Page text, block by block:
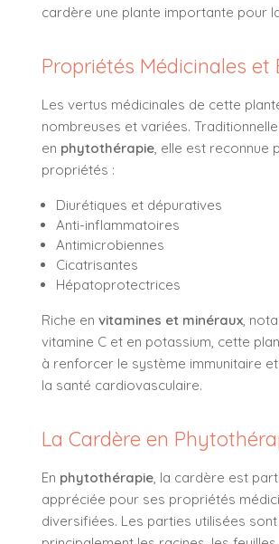
cardère une plante importante pour
Propriétés Médicinales et
Les vertus médicinales de cette
nombreuses et variées.
en phytothérapie, elle est reconnue
propriétés :
Diurétiques et dépuratives
Anti-inflammatoires
Antimicrobiennes
Cicatrisantes
Hépatoprotectrices
Riche en vitamines et minéraux,
vitamine C et en potassium, cette
à renforcer le système immunitaire
la santé cardiovasculaire.
La Cardère en
En phytothérapie, la cardère est
appréciée pour ses propriétés
diversifiées. Les parties utilisées sont